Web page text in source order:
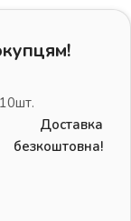
Доставка
безкоштовна!